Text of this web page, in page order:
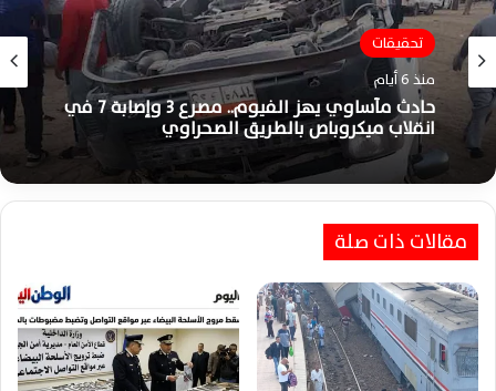
تحقيقات
منذ 6 أيام
حادث مأساوي يهز الفيوم.. مصرع 3 وإصابة 7 في
انقلاب ميكروباص بالطريق الصحراوي
مقالات ذات صلة